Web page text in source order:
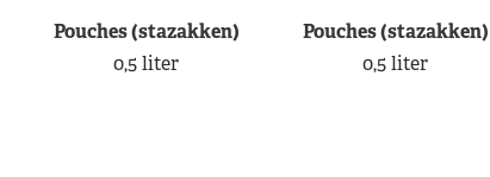
Pouches (stazakken)
0,5 liter
Pouches (stazakken)
0,5 liter